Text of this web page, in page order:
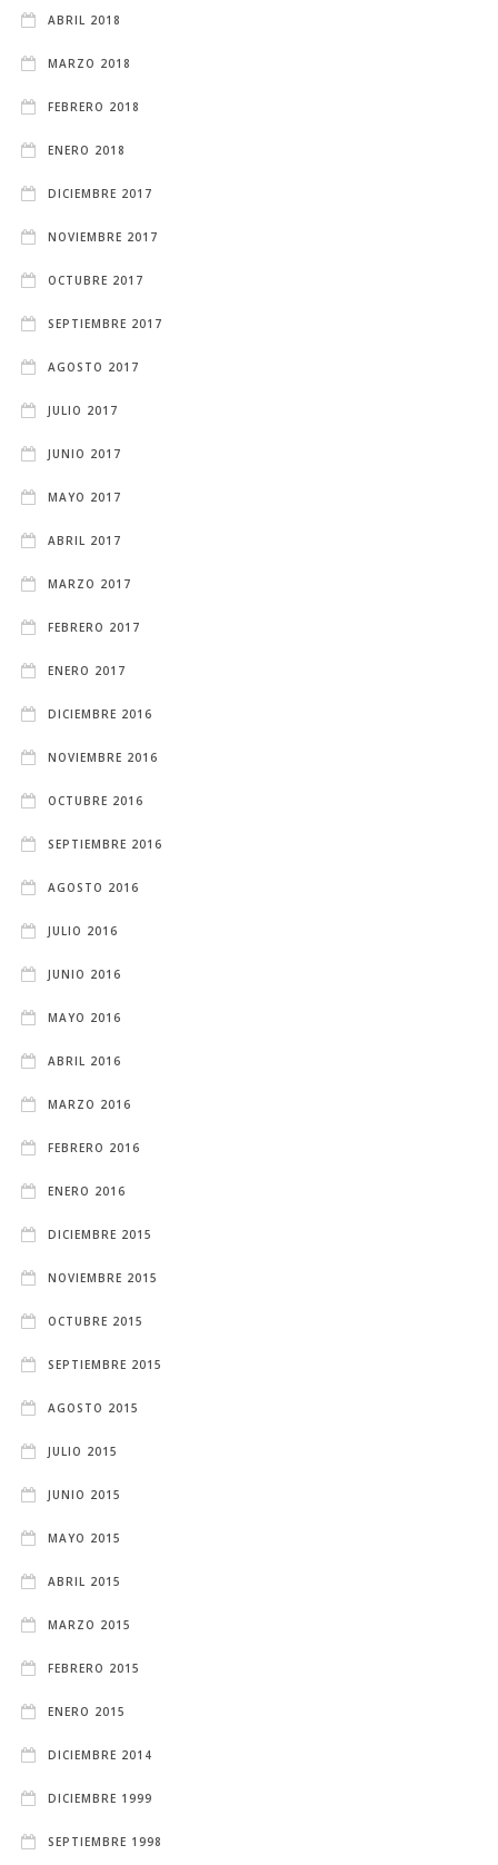
ABRIL 2018
MARZO 2018
FEBRERO 2018
ENERO 2018
DICIEMBRE 2017
NOVIEMBRE 2017
OCTUBRE 2017
SEPTIEMBRE 2017
AGOSTO 2017
JULIO 2017
JUNIO 2017
MAYO 2017
ABRIL 2017
MARZO 2017
FEBRERO 2017
ENERO 2017
DICIEMBRE 2016
NOVIEMBRE 2016
OCTUBRE 2016
SEPTIEMBRE 2016
AGOSTO 2016
JULIO 2016
JUNIO 2016
MAYO 2016
ABRIL 2016
MARZO 2016
FEBRERO 2016
ENERO 2016
DICIEMBRE 2015
NOVIEMBRE 2015
OCTUBRE 2015
SEPTIEMBRE 2015
AGOSTO 2015
JULIO 2015
JUNIO 2015
MAYO 2015
ABRIL 2015
MARZO 2015
FEBRERO 2015
ENERO 2015
DICIEMBRE 2014
DICIEMBRE 1999
SEPTIEMBRE 1998